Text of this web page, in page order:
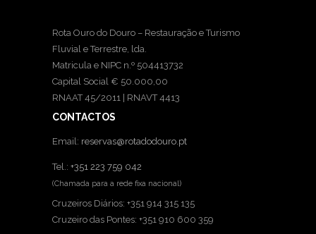
Rota Ouro do Douro – Restauração e Turismo
Fluvial e Terrestre, lda.
Matricula e NIPC n.º 504413732
Capital Social € 50.000,00
RNAAT 45/2011 | RNAVT 4413
CONTACTOS
Email: reservas@rotadodouro.pt
Tel.: +351 223 759 042
(Chamada para a rede fixa nacional)
Cruzeiros Diários: +351 914 315 135
Cruzeiro das Pontes: +351 910 600 359